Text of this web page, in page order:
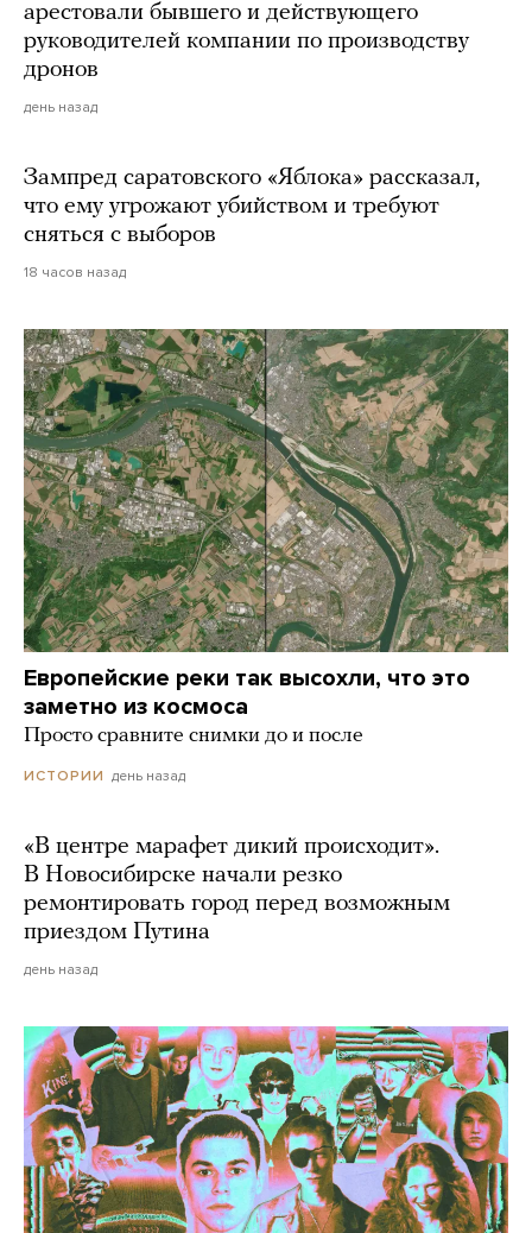
арестовали бывшего и действующего
руководителей компании по производству
дронов
день назад
Зампред саратовского «Яблока» рассказал,
что ему угрожают убийством и требуют
сняться с выборов
18 часов назад
Европейские реки так высохли, что это
заметно из космоса
Просто сравните снимки до и после
ИСТОРИИ день назад
«В центре марафет дикий происходит».
В Новосибирске начали резко
ремонтировать город перед возможным
приездом Путина
день назад